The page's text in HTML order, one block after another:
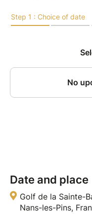
profitez de ce
convivial autour du
inoubliable, mêlant
Date and place
Golf de la Sainte-
Nans-les-Pins,